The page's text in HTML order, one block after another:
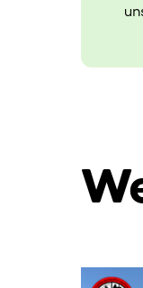
Dieser